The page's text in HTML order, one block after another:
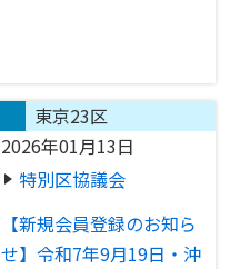
東京23区
2026年01月13日
特別区協議会
【新規会員登録のお知ら
せ】令和7年9月19日・沖